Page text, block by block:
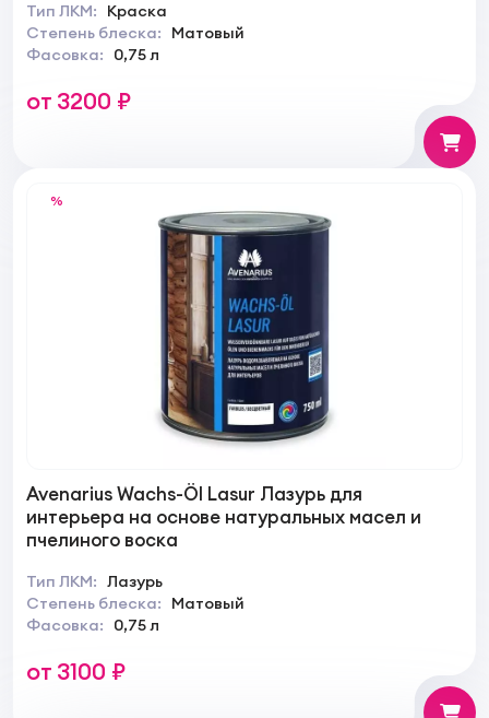
Тип ЛКМ:
Краска
Степень блеска:
Матовый
Фасовка:
0,75 л
от 3200 ₽
%
Avenarius Wachs-Öl Lasur Лазурь для
интерьера на основе натуральных масел и
пчелиного воска
Тип ЛКМ: Лазурь
Степень блеска:
Матовый
Фасовка:
0,75 л
от 3100 ₽